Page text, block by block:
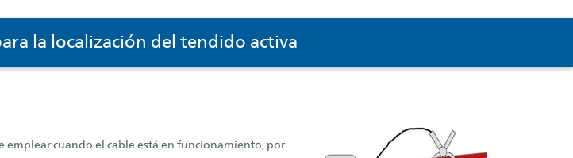
la localización del tendido activa
emplear cuando el cable está en funcionamiento, por